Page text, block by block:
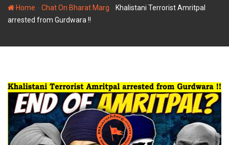
Home Chat On Bharat Marg
Khalistani Terrorist Amritpal
arrested from Gurdwara !!